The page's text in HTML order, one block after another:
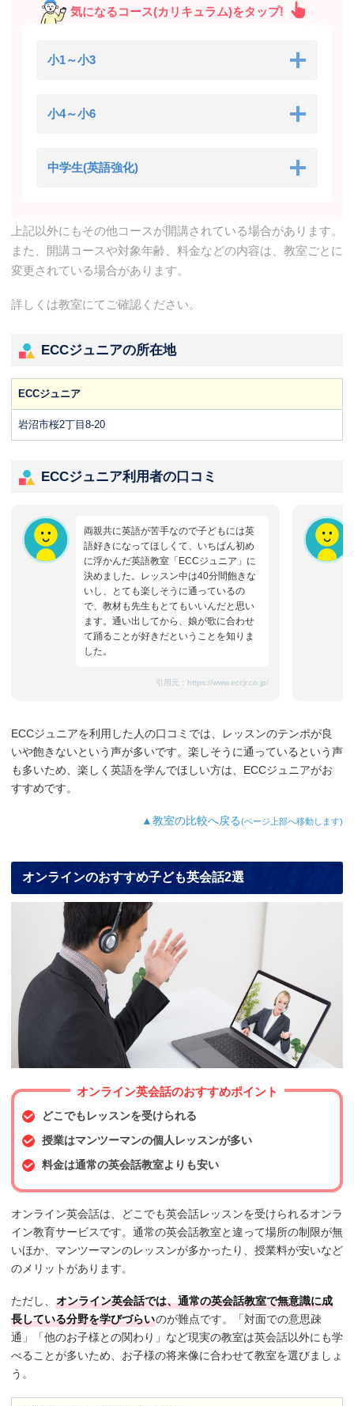
気になるコース(カリキュラム)をタップ!
小1～小3
小4～小6
中学生(英語強化)
上記以外にもその他コースが開講されている場合があります。
また、開講コースや対象年齢、料金などの内容は、教室ごとに
変更されている場合があります。
詳しくは教室にてご確認ください。
ECCジュニアの所在地
ECCジュニア
岩沼市桜2丁目8-20
ECCジュニア利用者の口コミ
両親共に英語が苦手なので子どもには英
語好きになってほしくて、いちばん初め
に浮かんだ英語教室「ECCジュニア」に
決めました。レッスン中は40分間飽きな
いし、とても楽しそうに通っているの
で、教材も先生もとてもいいんだと思い
ます。通い出してから、娘が歌に合わせ
て踊ることが好きだということを知りま
した。
引用元： https://www.eccjr.co.jp/
ECCジュニアを利用した人の口コミでは、レッスンのテンポが良
いや飽きないという声が多いです。楽しそうに通っているという声
も多いため、楽しく英語を学んでほしい方は、ECCジュニアがお
すすめです。
▲教室の比較へ戻る(ページ上部へ移動します)
オンラインのおすすめ子ども英会話2選
オンライン英会話のおすすめポイント
どこでもレッスンを受けられる
授業はマンツーマンの個人レッスンが多い
料金は通常の英会話教室よりも安い
オンライン英会話は、どこでも英会話レッスンを受けられるオンラ
イン教育サービスです。通常の英会話教室と違って場所の制限が無
いほか、マンツーマンのレッスンが多かったり、授業料が安いなど
のメリットがあります。
ただし、 オンライン英会話では、通常の英会話教室で無意識に成
長している分野を学びづらいのが難点です。「対面での意思疎
通」「他のお子様との関わり」など現実の教室は英会話以外にも学
べることが多いため、お子様の将来像に合わせて教室を選びましょ
う。